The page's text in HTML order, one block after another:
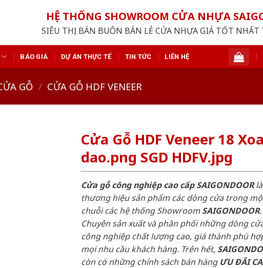
HỆ THỐNG SHOWROOM CỬA NHỰA
SIÊU THỊ BÁN BUÔN BÁN LẺ CỬA NHỰA GIÁ TỐT NHẤT
BÁO GIÁ DỰ ÁN THỰC TẾ TIN TỨC LIÊN HỆ
GỖ / CỬA GỖ HDF VENEER
Cửa Gỗ HDF Veneer 18
dao.png SGD HDFV.jpg
Cửa gỗ công nghiệp cao cấp SAIGONDOORlà
thương hiệu sản phẩm các dòng cửa trong
chuỗi các hệ thống ShowroomSAIGONDOOR.
Chuyên sản xuất và phân phối những dòng
công nghiệp chất lượng cao, giá thành phù
mọi nhu cầu khách hàng. Trên hết,
còn có những chính sách bán hàng ƯU ĐÃI